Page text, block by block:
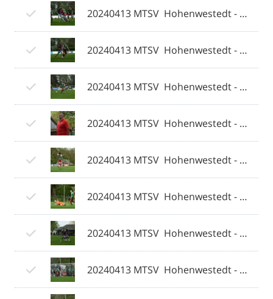
20240413 MTSV  Hohenwestedt - Weiche Flensburg 08 II 006 © 2024 Olaf Wegerich.jpg
20240413 MTSV  Hohenwestedt - Weiche Flensburg 08 II 007 © 2024 Olaf Wegerich.jpg
20240413 MTSV  Hohenwestedt - Weiche Flensburg 08 II 008 © 2024 Olaf Wegerich.jpg
20240413 MTSV  Hohenwestedt - Weiche Flensburg 08 II 009 © 2024 Olaf Wegerich.jpg
20240413 MTSV  Hohenwestedt - Weiche Flensburg 08 II 010 © 2024 Olaf Wegerich.jpg
20240413 MTSV  Hohenwestedt - Weiche Flensburg 08 II 011 © 2024 Olaf Wegerich.jpg
20240413 MTSV  Hohenwestedt - Weiche Flensburg 08 II 012 © 2024 Olaf Wegerich.jpg
20240413 MTSV  Hohenwestedt - Weiche Flensburg 08 II 013 © 2024 Olaf Wegerich.jpg